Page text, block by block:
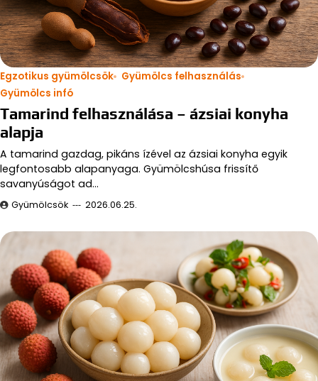
Egzotikus gyümölcsök
Gyümölcs felhasználás
Gyümölcs infó
Tamarind felhasználása – ázsiai konyha
alapja
A tamarind gazdag, pikáns ízével az ázsiai konyha egyik
legfontosabb alapanyaga. Gyümölcshúsa frissítő
savanyúságot ad…
Gyümölcsök 2026.06.25.